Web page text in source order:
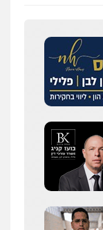
מעצרים
דין
תעבורה